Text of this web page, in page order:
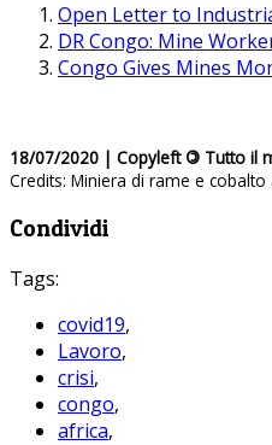
Open Letter to
DR Congo: Mine
Congo Gives Mines
18/07/2020 | Copyleft © Tutto il
Credits: Miniera di rame e
Condividi
Tags:
covid19,
Lavoro,
crisi,
congo,
africa,